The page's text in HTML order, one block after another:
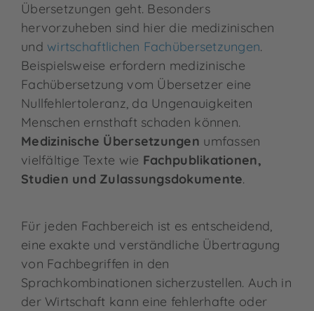
Übersetzungen geht. Besonders
hervorzuheben sind hier die medizinischen
und wirtschaftlichen Fachübersetzungen.
Beispielsweise erfordern medizinische
Fachübersetzung vom Übersetzer eine
Nullfehlertoleranz, da Ungenauigkeiten
Menschen ernsthaft schaden können.
Medizinische Übersetzungen umfassen
vielfältige Texte wie Fachpublikationen,
Studien und Zulassungsdokumente.
Für jeden Fachbereich ist es entscheidend,
eine exakte und verständliche Übertragung
von Fachbegriffen in den
Sprachkombinationen sicherzustellen. Auch in
der Wirtschaft kann eine fehlerhafte oder